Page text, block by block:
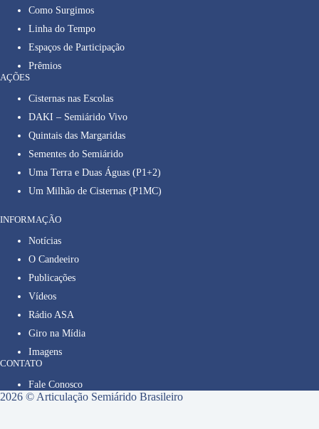
Como Surgimos
Linha do Tempo
Espaços de Participação
Prêmios
AÇÕES
Cisternas nas Escolas
DAKI – Semiárido Vivo
Quintais das Margaridas
Sementes do Semiárido
Uma Terra e Duas Águas (P1+2)
Um Milhão de Cisternas (P1MC)
INFORMAÇÃO
Notícias
O Candeeiro
Publicações
Vídeos
Rádio ASA
Giro na Mídia
Imagens
CONTATO
Fale Conosco
2026 © Articulação Semiárido Brasileiro